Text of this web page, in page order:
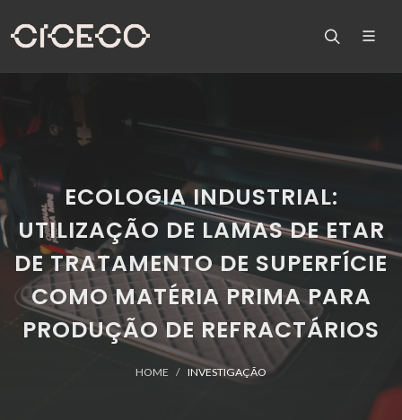
ECOLOGIA INDUSTRIAL:
UTILIZAÇÃO DE LAMAS DE ETAR
DE TRATAMENTO DE SUPERFÍCIE
COMO MATÉRIA PRIMA PARA
PRODUÇÃO DE REFRACTÁRIOS
HOME INVESTIGAÇÃO